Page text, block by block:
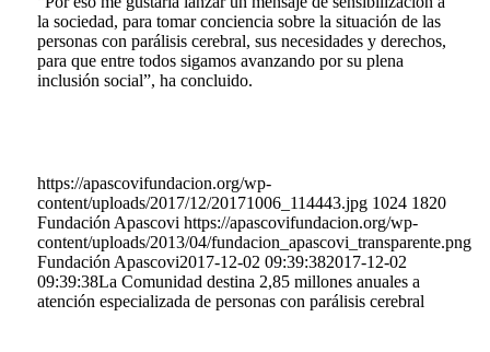
la sociedad, para tomar conciencia sobre la situación de las
personas con parálisis cerebral, sus necesidades y derechos,
para que entre todos sigamos avanzando por su plena
inclusión social”, ha concluido.
https://apascovifundacion.org/wp-
content/uploads/2017/12/20171006_114443.jpg 1024 1820
Fundación Apascovi https://apascovifundacion.org/wp-
content/uploads/2013/04/fundacion_apascovi_transparente.png
Fundación Apascovi2017-12-02 09:39:382017-12-02
09:39:38La Comunidad destina 2,85 millones anuales a
atención especializada de personas con parálisis cerebral